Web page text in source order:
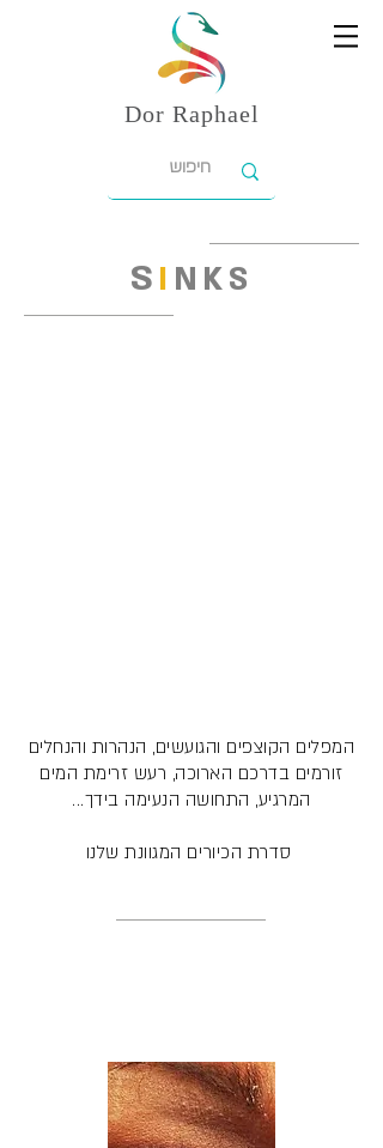
Dor Raphael
SI NKS
המפלים הקוצפים והגועשים, הנהרות והנחלים
זורמים בדרכם הארוכה, רעש זרימת המים
המרגיע, התחושה הנעימה בידך...
סדרת הכיורים המגוונת שלנו